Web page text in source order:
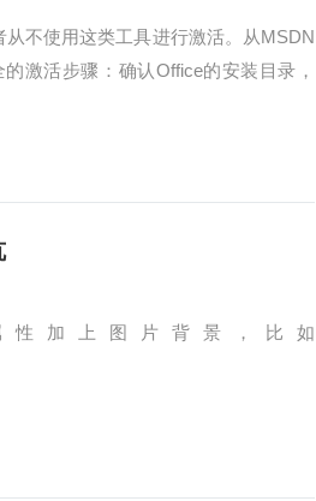
不使用这类工具进行激活。从MSDN
激活步骤：确认Office的安装目录，
性加上图片背景，比如